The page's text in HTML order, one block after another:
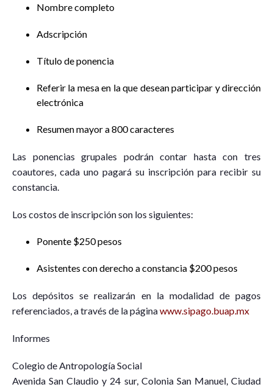
Nombre completo
Adscripción
Título de ponencia
Referir la mesa en la que desean participar y dirección
electrónica
Resumen mayor a 800 caracteres
Las ponencias grupales podrán contar hasta con tres
coautores, cada uno pagará su inscripción para recibir su
constancia.
Los costos de inscripción son los siguientes:
Ponente $250 pesos
Asistentes con derecho a constancia $200 pesos
Los depósitos se realizarán en la modalidad de pagos
referenciados, a través de la páginawww.sipago.buap.mx
Informes
Colegio de Antropología Social
Avenida San Claudio y 24 sur, Colonia San Manuel, Ciudad